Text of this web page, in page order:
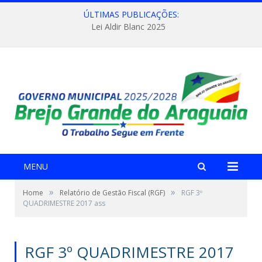
ÚLTIMAS PUBLICAÇÕES:
Lei Aldir Blanc 2025
MENU
Home » Relatório de Gestão Fiscal (RGF) »
RGF 3º
QUADRIMESTRE 2017 ass
RGF 3º QUADRIMESTRE 2017